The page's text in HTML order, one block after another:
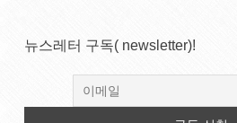
뉴스레터 구독( newsletter)!